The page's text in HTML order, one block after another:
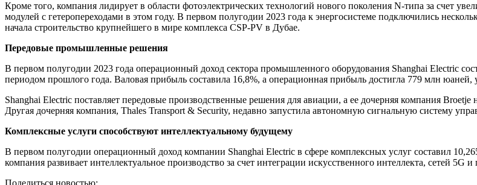
Кроме того, компания лидирует в области фотоэлектрических технологий нового поколения N-типа за счет
модулей с гетеропереходами в этом году. В первом полугодии 2023 года к энергосистеме подключились
начала строительство крупнейшего в мире комплекса CSP-PV в Дубае.
Передовые промышленные решения
В первом полугодии 2023 года операционный доход сектора промышленного оборудования Shanghai Electric
периодом прошлого года. Валовая прибыль составила 16,8%, а операционная прибыль достигла 779 млн юаней,
Shanghai Electric поставляет передовые производственные решения для авиации, а ее дочерняя компания
Другая дочерняя компания, Thales Transport & Security, недавно запустила автономную сигнальную систему
Комплексные услуги способствуют интеллектуальному будущему
В первом полугодии операционный доход компании Shanghai Electric в сфере комплексных услуг составил
компания развивает интеллектуальное производство за счет интеграции искусственного интеллекта, сетей 5G